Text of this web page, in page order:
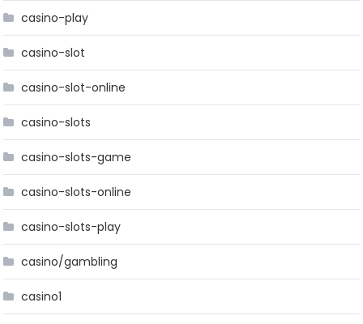
casino-play
casino-slot
casino-slot-online
casino-slots
casino-slots-game
casino-slots-online
casino-slots-play
casino/gambling
casino1